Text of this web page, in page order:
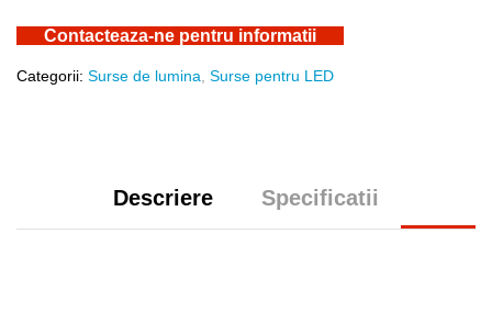
Contacteaza-ne pentru informatii
Categorii: Surse de lumina Surse pentru LED
Descriere Specificatii